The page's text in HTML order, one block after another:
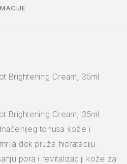
Brightening Cream, 35ml
Brightening Cream, 35ml
tonusa kože i
dok pruža hidrataciju.
pora i revitalizaciji kože za